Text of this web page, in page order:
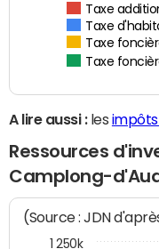
Taxe
Taxe
Taxe
Taxe
A lire aussi :les
Ressources
Camplong-
(Source : JDN
1 250k